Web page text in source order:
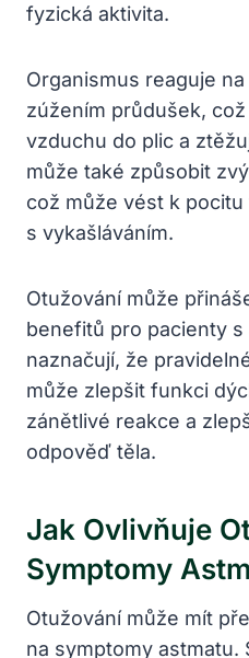
fyzická aktivita.
Organismus reaguje
zúžením průdušek,
vzduchu do plic a
může také způsobit
což může vést k
s vykašláváním.
Otužování může
benefitů pro pacienty s
naznačují, že
může zlepšit funkci
zánětlivé reakce a
odpověď těla.
Jak Ovlivňuje
Symptomy
Otužování může mít
na symptomy astmatu.